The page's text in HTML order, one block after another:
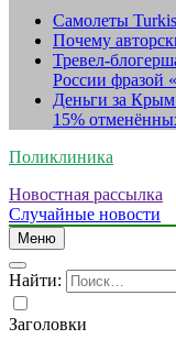
Самолеты
Почему
Тревел-
России фразой
Деньги за Крым
15%
Поликлиника
Новостная рассылка
Случайные новости
Меню
Найти:
Заголовки